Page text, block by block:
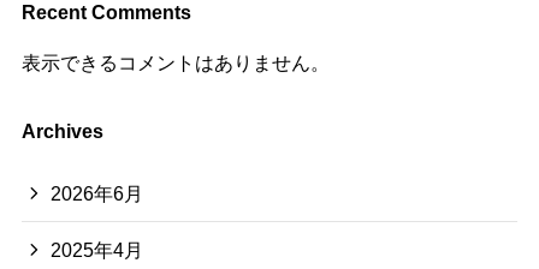
Recent Comments
表示できるコメントはありません。
Archives
2026年6月
2025年4月